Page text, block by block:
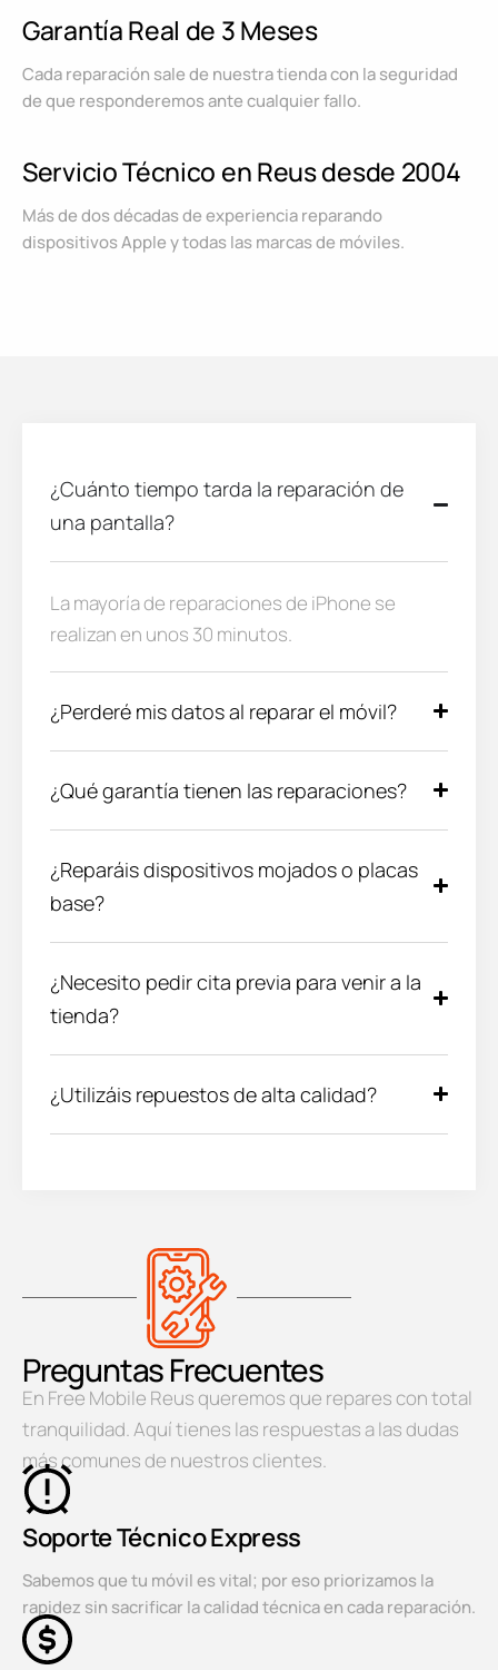
Garantía Real de 3 Meses
Cada reparación sale de nuestra tienda con la seguridad
de que responderemos ante cualquier fallo.
Servicio Técnico en Reus desde 2004
Más de dos décadas de experiencia reparando
dispositivos Apple y todas las marcas de móviles.
¿Cuánto tiempo tarda la reparación de
una pantalla?
La mayoría de reparaciones de iPhone se
realizan en unos 30 minutos.
¿Perderé mis datos al reparar el móvil?
¿Qué garantía tienen las reparaciones?
¿Reparáis dispositivos mojados o placas
base?
¿Necesito pedir cita previa para venir a la
tienda?
¿Utilizáis repuestos de alta calidad?
Preguntas Frecuentes
En Free Mobile Reus queremos que repares con total
tranquilidad. Aquí tienes las respuestas a las dudas
más comunes de nuestros clientes.
Soporte Técnico Express
Sabemos que tu móvil es vital; por eso priorizamos la
rapidez sin sacrificar la calidad técnica en cada reparación.